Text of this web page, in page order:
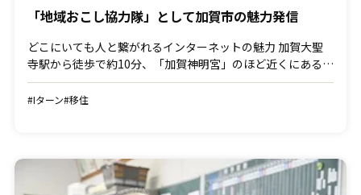
「地域おこし協力隊」として加賀市の魅力発信
どこにいても人と繋がれるインターネットの魅力 加賀大聖
寺駅から徒歩で約10分、「加賀神明宮」のほど近くにある町
屋で、移住コンシェルジュとして移住検討者の相談や加賀で
の暮らしの体験をサポートしている山田真名美さん。彼女も
#Iターン#移住